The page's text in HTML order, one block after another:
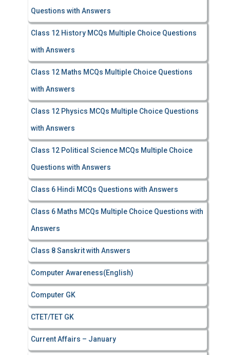
Questions with Answers
Class 12 History MCQs Multiple Choice Questions
with Answers
Class 12 Maths MCQs Multiple Choice Questions
with Answers
Class 12 Physics MCQs Multiple Choice Questions
with Answers
Class 12 Political Science MCQs Multiple Choice
Questions with Answers
Class 6 Hindi MCQs Questions with Answers
Class 6 Maths MCQs Multiple Choice Questions with
Answers
Class 8 Sanskrit with Answers
Computer Awareness(English)
Computer GK
CTET/TET GK
Current Affairs – January